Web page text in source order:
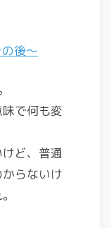
後～
で何も変
ど、普通
らないけ